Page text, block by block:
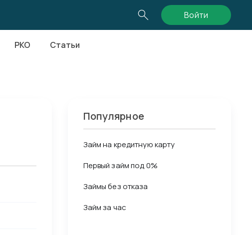
Войти
РКО Статьи
Популярное
Займ на кредитную карту
Первый займ под 0%
Займы без отказа
Займ за час